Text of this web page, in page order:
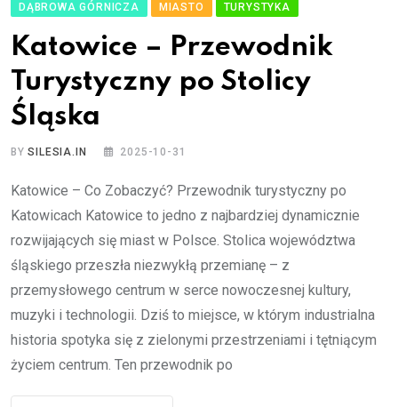
DĄBROWA GÓRNICZA MIASTO TURYSTYKA
Katowice – Przewodnik
Turystyczny po Stolicy
Śląska
BYSILESIA.IN 2025-10-31
Katowice – Co Zobaczyć? Przewodnik turystyczny po
Katowicach Katowice to jedno z najbardziej dynamicznie
rozwijających się miast w Polsce. Stolica województwa
śląskiego przeszła niezwykłą przemianę – z
przemysłowego centrum w serce nowoczesnej kultury,
muzyki i technologii. Dziś to miejsce, w którym industrialna
historia spotyka się z zielonymi przestrzeniami i tętniącym
życiem centrum. Ten przewodnik po